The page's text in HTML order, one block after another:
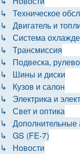
↳ Техническое
↳ Двигатель и
↳ Система
↳ Трансмиссия
↳ Подвеска,
↳ Шины и диски
↳ Кузов и салон
↳ Электрика и
↳ Свет и оптика
↳ Дополнительные
↳ GS (FE-7)
↳ Новости